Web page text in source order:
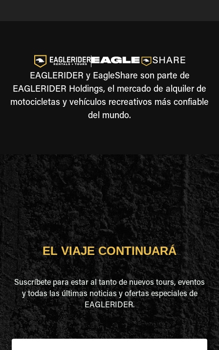
EAGLERIDER y EagleShare son parte de
EAGLERIDER Holdings, el mercado de alquiler de
motocicletas y vehículos recreativos más confiable
del mundo.
EL VIAJE CONTINUARÁ
Suscríbete para estar al tanto de nuevos tours, eventos
y todas las últimas noticias y ofertas especiales de
EAGLERIDER.